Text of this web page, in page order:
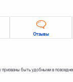
Отзывы
быть удобными в